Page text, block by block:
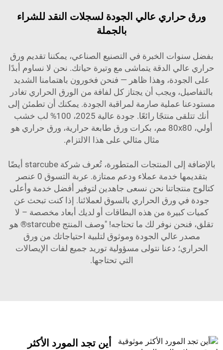
ورق حراري عالي الجودة لسجلات النقد للشراء
بالجملة
بفضل سنوات الخبرة في التصنيع الصناعي، يمكننا تقديم ورق
حراري عالي الدقة يتماشى مع وتيرة حياتك. نحن لا نساوم أبدًا
على الجودة، وهذا ظاهر — فنحن فخورون باهتمامنا الشديد
بالتفاصيل، ويجب أن يجتاز كل لفافة من الورق الحراري تغادر
مستودعنا عملية صارمة لمراقبة الجودة. يمكنك أن تطمئن إلى
أنك تتلقى منتجًا رائعًا.
جودة عالية 2025، 100% لب خشب
أولي، 80x80 مم، بكرات ورق طابعة حرارية، ورق حراري
هو
مثال مثالي على هذا الالتزام.
بالإضافة إلى المنتجات المتطورة، تُعرف شركة starcube أيضًا
بتقديمها خدمة عملاء ودعم ممتازة. عربة التسوق 0 عنصر
كتالوج منتجاتنا نحن نسعى جاهدين لتوفير أفضل خدمة وأعلى
جودة في ورق الحراري بالسوق لعملائنا. إذا كنت تبحث عن
كميات كبيرة من هذه البطاقات أو لديك أبعاد مخصصة – لا
تقلق، فنحن نوفر لك ما تحتاجه! "وصف المنتج starcube® هو
مصدر عالي الجودة وموثوق لتلبية احتياجاتك من ورق
الحراري؛ دعنا نتولى مسؤولية توريد جميع لفات الإيصالات
التي تحتاجها.
أين تجد المورد الأكثر